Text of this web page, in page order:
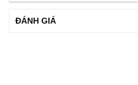
ĐÁNH GIÁ